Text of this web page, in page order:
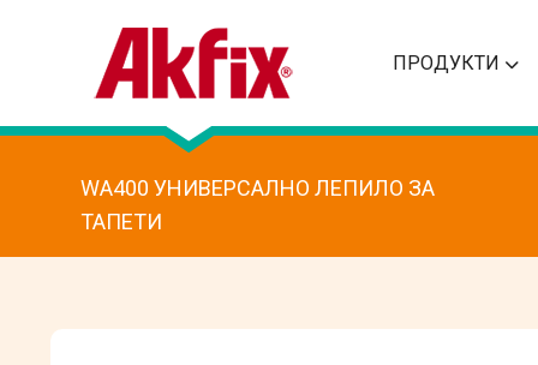
ПРОДУКТИ
WA400 УНИВЕРСАЛНО ЛЕПИЛО ЗА
ТАПЕТИ